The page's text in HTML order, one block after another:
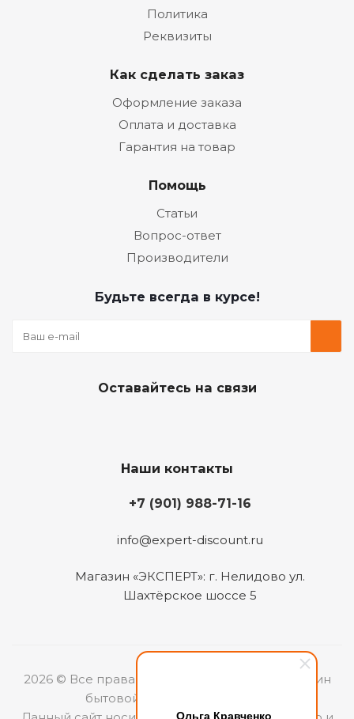
Ольга Кравченко
Политика
Реквизиты
Как сделать заказ
Оформление заказа
Оплата и доставка
Гарантия на товар
Помощь
Статьи
Вопрос-ответ
Производители
Будьте всегда в курсе!
Оставайтесь на связи
Наши контакты
+7 (901) 988-71-16
info@expert-discount.ru
Магазин «ЭКСПЕРТ»: г. Нелидово ул.
Шахтёрское шоссе 5
2026 © Все права защищены. Интернет-магазин
бытовой техники «ЭКСПЕРТ».